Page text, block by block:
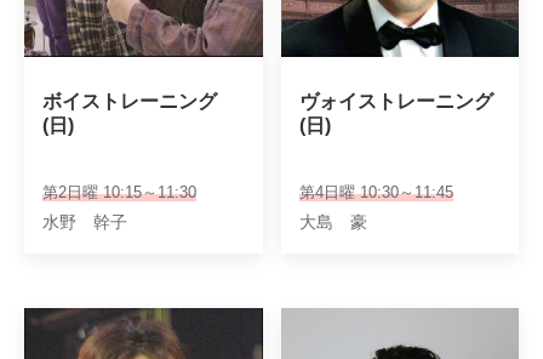
ボイストレーニング
(日)
第2日曜 10:15～11:30
水野 幹子
ヴォイストレーニング
(日)
第4日曜 10:30～11:45
大島 豪